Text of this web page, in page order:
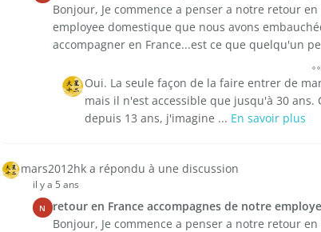
Bonjour, Je commence a penser a notre retour
employee domestique que nous avons
accompagner en France...est ce que quelqu'un
Oui. La seule façon de la faire entrer de
mais il n'est accessible que jusqu'à 30
depuis 13 ans, j'imagine ... En savoir plus
mars2012hk a répondu à une discussion
il y a 5 ans
N retour en France accompagnes de notre
Bonjour, Je commence a penser a notre retour